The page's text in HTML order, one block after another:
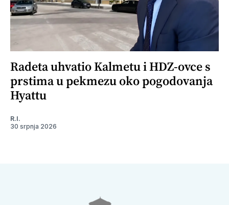
Radeta uhvatio Kalmetu i HDZ-ovce s
prstima u pekmezu oko pogodovanja
Hyattu
R.I.
30 srpnja 2026